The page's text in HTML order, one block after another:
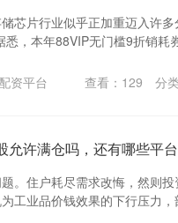
芯片行业似乎正加重迈入许多
，本年88VIP无门槛9折销耗
资平台 查看： 129 分
许满仓吗，还有哪些平
。住户耗尽需求改悔，然则
工业品价钱效果的下行压力